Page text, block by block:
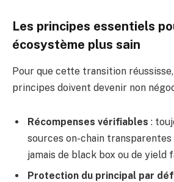
Les principes essentiels
écosystème plus sain
Pour que cette transition
principes doivent devenir non
Récompenses vérifiables :
sources on-chain transparentes
jamais de black box ou de yield
Protection du principal par